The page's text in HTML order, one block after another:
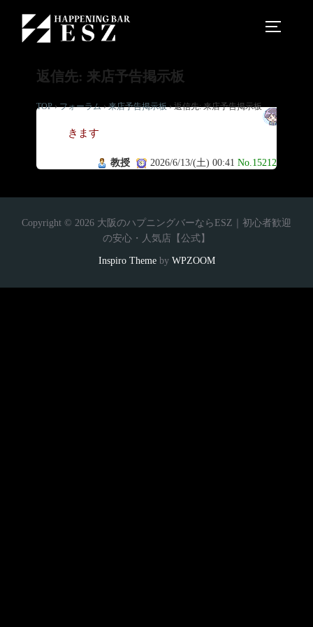
返信先: 来店予告掲示板
TOP › フォーラム › 来店予告掲示板 › 返信先: 来店予告掲示板
行
きます
教授 2026/6/13/(土) 00:41 No.15212
Copyright © 2026 大阪のハプニングバーならESZ｜初心者歓迎
の安心・人気店【公式】
Inspiro Themeby WPZOOM